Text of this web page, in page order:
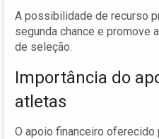
A possibilidade de recurso
segunda chance e promove
de seleção.
Importância do
atletas
O apoio financeiro